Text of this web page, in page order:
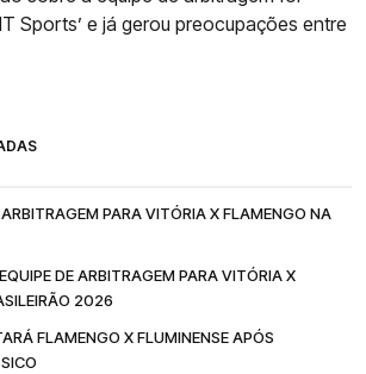
Sports’ e já gerou preocupações entre
ARBITRAGEM PARA VITÓRIA X FLAMENGO NA
DE ARBITRAGEM PARA VITÓRIA X
2026
FLAMENGO X FLUMINENSE APÓS